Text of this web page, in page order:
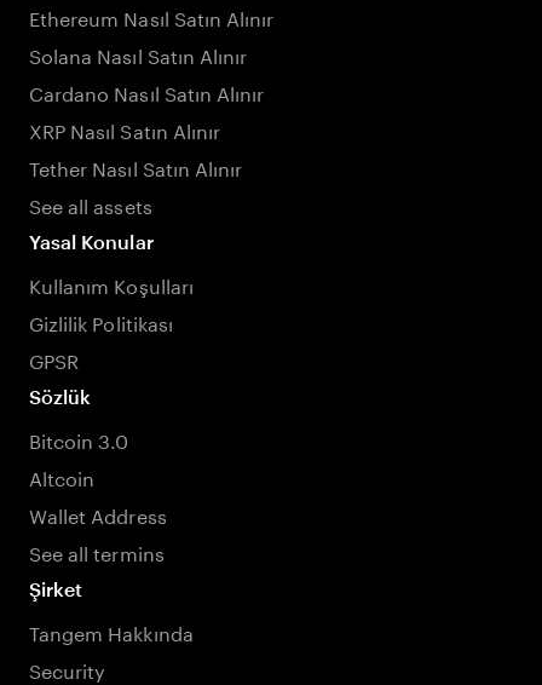
Ethereum Nasıl Satın Alınır
Solana Nasıl Satın Alınır
Cardano Nasıl Satın Alınır
XRP Nasıl Satın Alınır
Tether Nasıl Satın Alınır
See all assets
Yasal Konular
Kullanım Koşulları
Gizlilik Politikası
GPSR
Sözlük
Bitcoin 3.0
Altcoin
Wallet Address
See all termins
Şirket
Tangem Hakkında
Security